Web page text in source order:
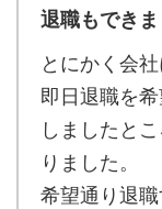
退職もできま
とにかく会
即日退職を
しましたと
りました。
希望通り退